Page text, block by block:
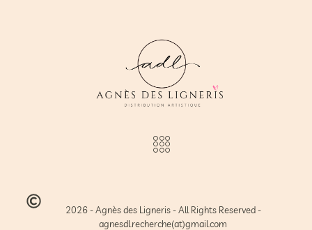
2026 - Agnès des Ligneris - All Rights Reserved -
agnesdl.recherche(at)gmail.com